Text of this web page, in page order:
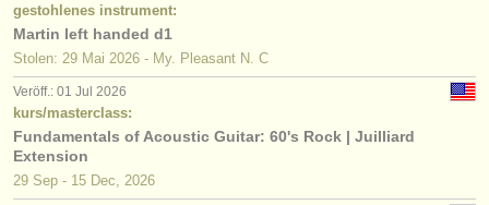
gestohlenes instrument:
Martin left handed d1
Stolen: 29 Mai 2026 - My. Pleasant N. C
Veröff.: 01 Jul 2026
kurs/masterclass:
Fundamentals of Acoustic Guitar: 60's Rock | Juilliard
Extension
29 Sep - 15 Dec, 2026